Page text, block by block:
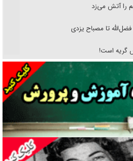
را آتش می‌زد
تا مصباح یزدی
گریه است!
از شکسپیر تا دیکنز